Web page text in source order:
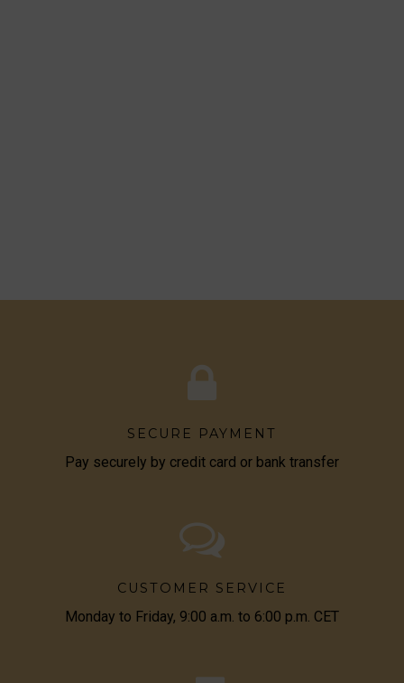
SECURE PAYMENT
Pay securely by credit card or bank transfer
CUSTOMER SERVICE
Monday to Friday, 9:00 a.m. to 6:00 p.m. CET